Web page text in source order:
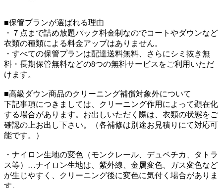
■保管プランが選ばれる理由
・７点まで詰め放題パック料金制なのでコートやダウンなど
衣類の種類による料金アップはありません。
・すべての保管プランは配達送料無料、さらにシミ抜き無
料・長期保管無料などの8つの無料サービスをご利用いただ
けます。
■高級ダウン商品のクリーニング補償対象外について
下記事項につきましては、クリーニング作用によって顕在化
する場合があります。お出しいただく際は、衣類の状態をご
確認の上お出し下さい。（各補修は別途お見積りにて対応可
能です。）
・ナイロン生地の変色（モンクレール、デュペチカ、タトラ
ス等）…ナイロン生地は、紫外線、金属変色、ガス変色など
が生じやすく、クリーニング後に変色に気付く場合がありま
す。